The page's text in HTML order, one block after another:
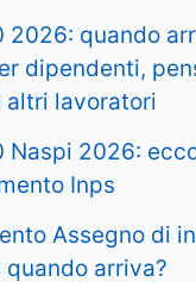
2026: quando
dipendenti,
lavoratori
Naspi 2026:
Inps
Assegno di
arriva?